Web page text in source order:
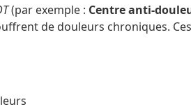
(par exemple : Centre anti-
de douleurs chroniques.